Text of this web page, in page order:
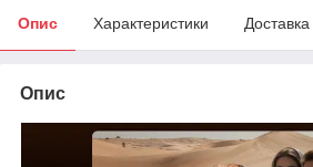
Опис Характеристики Доставка
Опис